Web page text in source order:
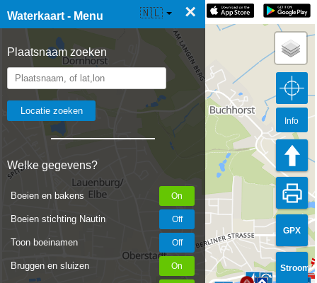
Waterkaart - Menu ×
Plaatsnaam zoeken
Welke gegevens?
Boeien en bakens
Boeien stichting Nautin
Toon boeinamen
Bruggen en sluizen
☰ Waterkaart Live 🇳🇱
GPX
Stroom
Info